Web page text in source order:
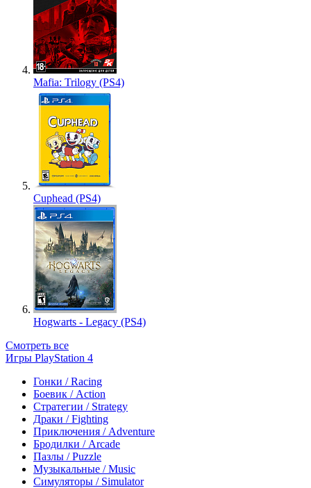
Mafia: Trilogy (PS4)
Cuphead (PS4)
Hogwarts - Legacy (PS4)
Смотреть все
Игры PlayStation 4
Гонки / Racing
Боевик / Action
Стратегии / Strategy
Драки / Fighting
Приключения / Adventure
Бродилки / Arcade
Пазлы / Puzzle
Музыкальные / Music
Симуляторы / Simulator